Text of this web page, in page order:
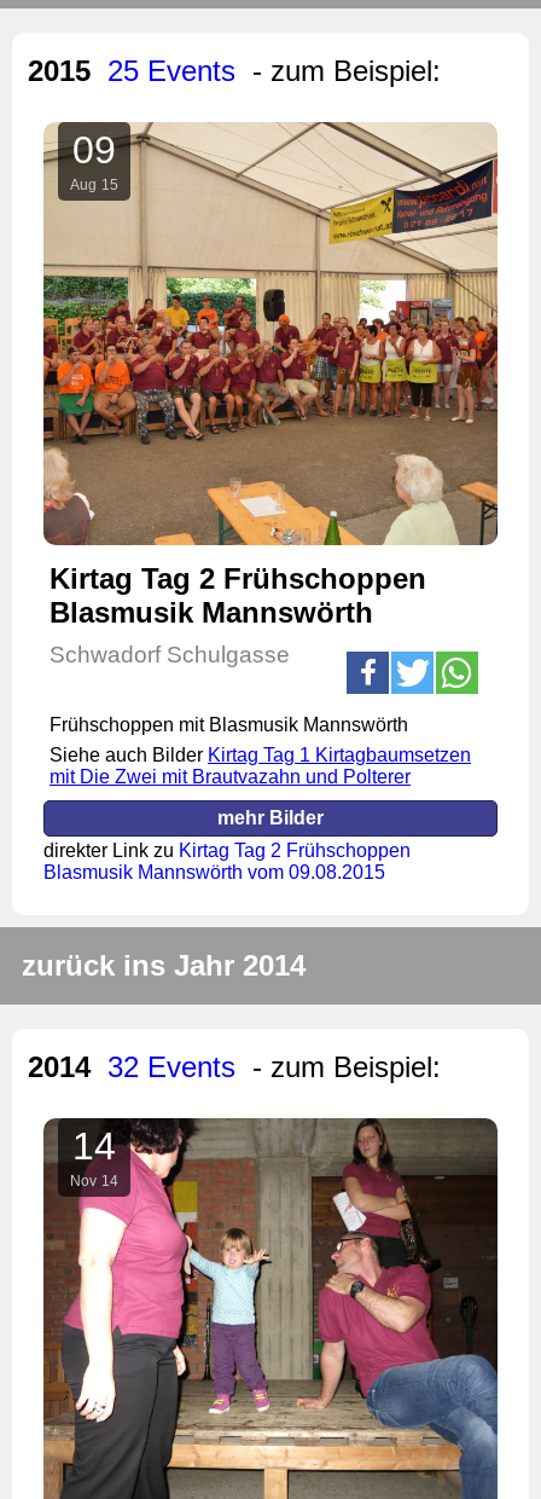
2015 25 Events - zum Beispiel:
09
Aug 15
Kirtag Tag 2 Frühschoppen
Blasmusik Mannswörth
Schwadorf Schulgasse
Frühschoppen mit Blasmusik Mannswörth
Siehe auch Bilder Kirtag Tag 1 Kirtagbaumsetzen
mit Die Zwei mit Brautvazahn und Polterer
mehr Bilder
direkter Link zu Kirtag Tag 2 Frühschoppen
Blasmusik Mannswörth vom 09.08.2015
zurück ins Jahr 2014
2014 32 Events - zum Beispiel:
14
Nov 14